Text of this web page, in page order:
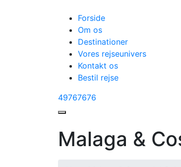
Forside
Om os
Destinationer
Vores rejseunivers
Kontakt os
Bestil rejse
49767676
Malaga &